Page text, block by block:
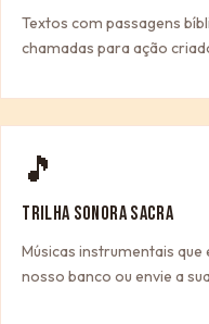
Textos com passagens
chamadas para ação
🎵
TRILHA SONORA SACRA
Músicas instrumentais
nosso banco ou envie a